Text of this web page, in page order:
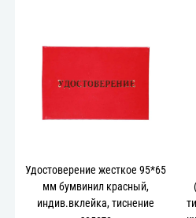
Удостоверение жесткое 95*65
мм бумвинил красный,
индив.вклейка, тиснение